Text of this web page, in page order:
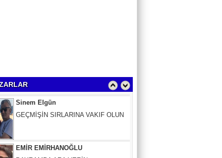
EMİR EMİRHANOĞLU
BAYRAMDA ARA VERİN
MACİT SOYDAN